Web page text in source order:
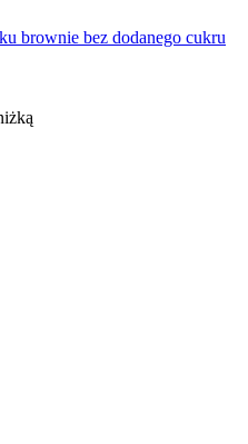
brownie bez dodanego cukru